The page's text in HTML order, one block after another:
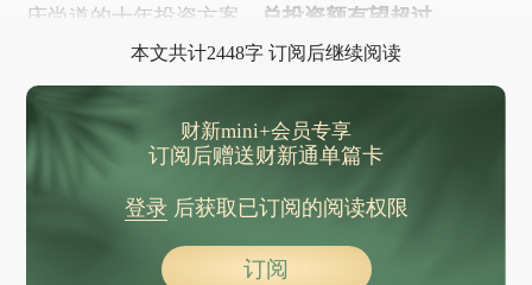
庆尚道的十年投资方案，
总投资额有望超过
本文共计2448字 订阅后继续阅读
财新mini+会员专享
订阅后赠送财新通单篇卡
登录后获取已订阅的阅读权限
订阅